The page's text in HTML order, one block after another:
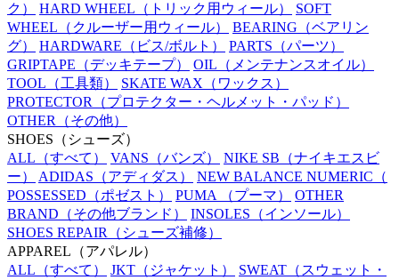
ク）
HARD WHEEL （トリック用ウィール）
SOFT
WHEEL （クルーザー用ウィール） BEARING （ベアリン
グ）
HARDWARE （ビス/ボルト） PARTS （パーツ）
GRIPTAPE （デッキテープ） OIL （メンテナンスオイル）
TOOL （工具類） SKATE WAX （ワックス）
PROTECTOR （プロテクター・ヘルメット・パッド）
OTHER （その他）
SHOES （シューズ）
ALL （すべて） VANS （バンズ） NIKE SB （ナイキエスビ
ー）
ADIDAS （アディダス） NEW BALANCE NUMERIC （
POSSESSED （ポゼスト） PUMA （プーマ）
OTHER
BRAND （その他ブランド） INSOLES （インソール）
SHOES REPAIR （シューズ補修）
APPAREL （アパレル）
ALL （すべて） JKT （ジャケット） SWEAT （スウェット・